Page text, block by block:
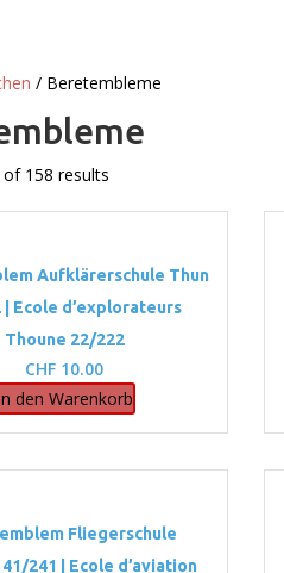
/ Beretembleme
158 results
Aufklärerschule Thun
| Ecole d’explorateurs
Thoune 22/222
CHF 10.00
den Warenkorb
Fliegerschule
241 | Ecole d’aviation